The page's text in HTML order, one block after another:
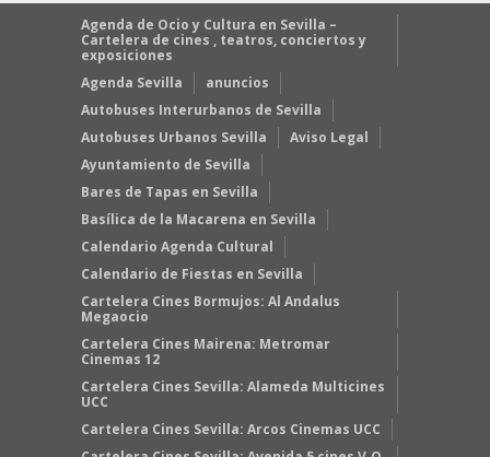
Agenda de Ocio y Cultura en Sevilla –
Cartelera de cines , teatros, conciertos y
exposiciones
Agenda Sevilla
anuncios
Autobuses Interurbanos de Sevilla
Autobuses Urbanos Sevilla
Aviso Legal
Ayuntamiento de Sevilla
Bares de Tapas en Sevilla
Basílica de la Macarena en Sevilla
Calendario Agenda Cultural
Calendario de Fiestas en Sevilla
Cartelera Cines Bormujos: Al Andalus
Megaocio
Cartelera Cines Mairena: Metromar
Cinemas 12
Cartelera Cines Sevilla: Alameda Multicines
UCC
Cartelera Cines Sevilla: Arcos Cinemas UCC